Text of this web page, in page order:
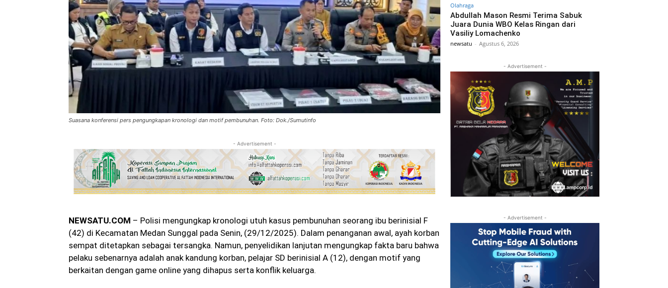
Suasana konferensi pers pengungkapan kronologi dan motif pembunuhan. Foto: Dok./Sumutinfo
- Advertisement -
NEWSATU.COM – Polisi mengungkap kronologi utuh kasus pembunuhan seorang ibu berinisial F
(42) di Kecamatan Medan Sunggal pada Senin, (29/12/2025). Dalam penanganan awal, ayah korban
sempat ditetapkan sebagai tersangka. Namun, penyelidikan lanjutan mengungkap fakta baru bahwa
pelaku sebenarnya adalah anak kandung korban, pelajar SD berinisial A (12), dengan motif yang
berkaitan dengan game online yang dihapus serta konflik keluarga.
Olahraga
Abdullah Mason Resmi Terima Sabuk
Juara Dunia WBO Kelas Ringan dari
Vasiliy Lomachenko
newsatu - Agustus 6, 2026
- Advertisement -
- Advertisement -